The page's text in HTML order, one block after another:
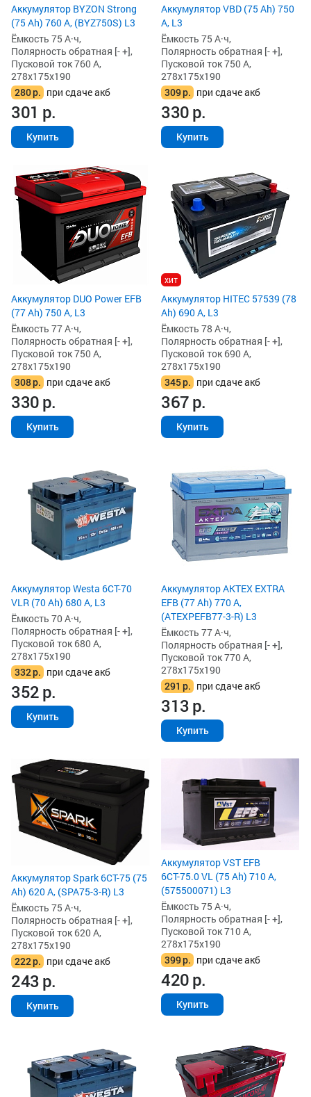
Аккумулятор BYZON Strong
(75 Ah) 760 А, (BYZ750S) L3
Ёмкость 75 А·ч,
Полярность обратная [- +],
Пусковой ток 760 А,
278x175x190
280р. при сдаче акб
301 р.
Купить
Аккумулятор VBD (75 Ah) 750
А, L3
Ёмкость 75 А·ч,
Полярность обратная [- +],
Пусковой ток 750 А,
278x175x190
309р. при сдаче акб
330р.
Купить
Аккумулятор DUO Power EFB
(77 Ah) 750 А, L3
Ёмкость 77 А·ч,
Полярность обратная [- +],
Пусковой ток 750 А,
278x175x190
308р. при сдаче акб
330р.
Купить
хит
Аккумулятор HITEC 57539 (78
Ah) 690 А, L3
Ёмкость 78 А·ч,
Полярность обратная [- +],
Пусковой ток 690 А,
278x175x190
345р. при сдаче акб
367р.
Купить
Аккумулятор Westa 6СТ-70
VLR (70 Ah) 680 А, L3
Ёмкость 70 А·ч,
Полярность обратная [- +],
Пусковой ток 680 А,
278x175x190
332р. при сдаче акб
352р.
Купить
Аккумулятор AKTEX EXTRA
EFB (77 Ah) 770 А,
(ATEXPEFB77-3-R) L3
Ёмкость 77 А·ч,
Полярность обратная [- +],
Пусковой ток 770 А,
278x175x190
291 р. при сдаче акб
313р.
Купить
Аккумулятор Spark 6СТ-75 (75
Ah) 620 А, (SPA75-3-R) L3
Ёмкость 75 А·ч,
Полярность обратная [- +],
Пусковой ток 620 А,
278x175x190
222р. при сдаче акб
243р.
Купить
Аккумулятор VST EFB
6СТ-75.0 VL (75 Ah) 710 А,
(575500071) L3
Ёмкость 75 А·ч,
Полярность обратная [- +],
Пусковой ток 710 А,
278x175x190
399р. при сдаче акб
420р.
Купить